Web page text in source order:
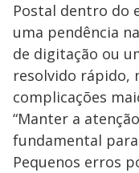
Postal dentro do
uma pendência
de digitação ou
resolvido rápido,
complicações
“Manter a
fundamental
Pequenos erros